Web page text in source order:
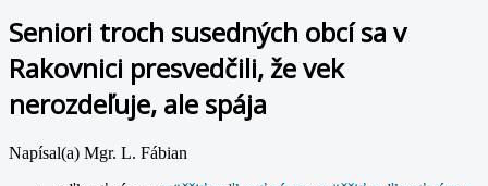
Seniori troch susedných obcí sa v
Rakovnici presvedčili, že vek
nerozdeľuje, ale spája
Napísal(a) Mgr. L. Fábian